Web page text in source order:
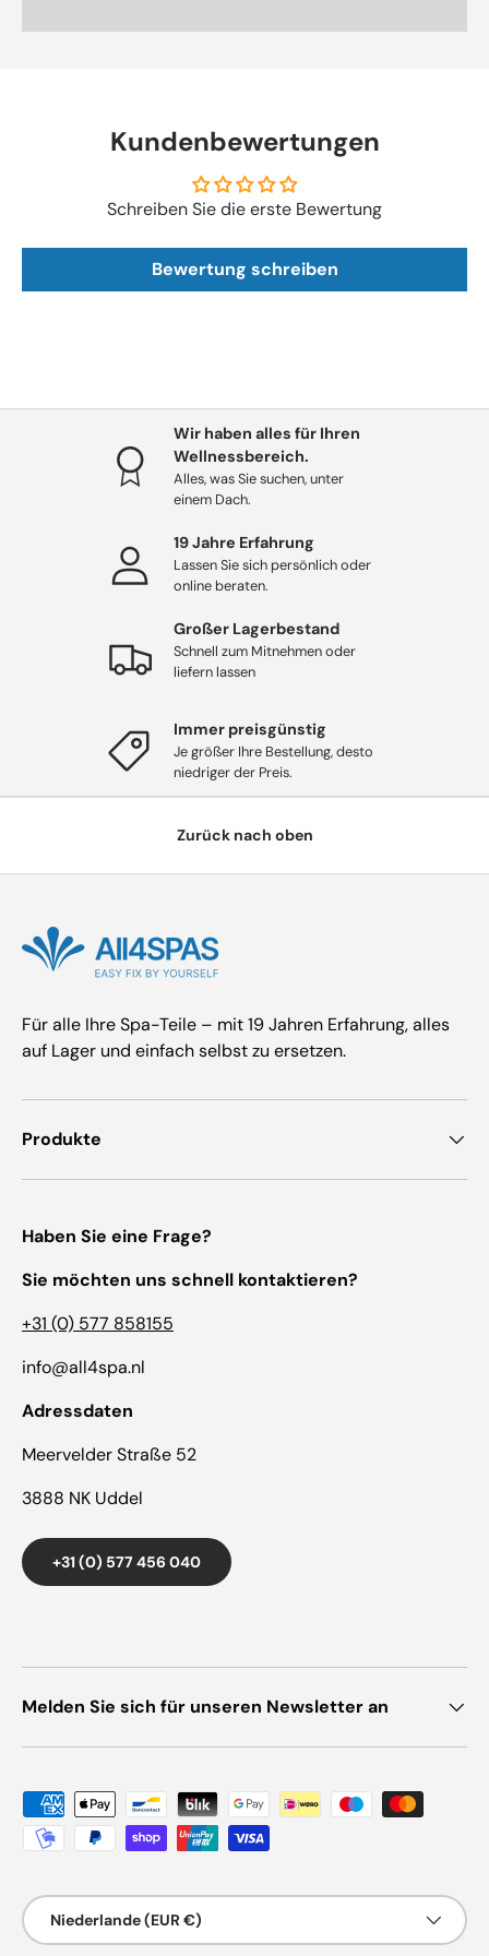
Anweisungen des Herstellers für eine korrekte
sicherzustellen, dass das Ablassventil korrekt
funktioniert und um Leckagen zu vermeiden.
Kundenbewertungen
Schreiben Sie die erste Bewertung
Bewertung schreiben
Wir haben alles für Ihren
Wellnessbereich.
Alles, was Sie suchen, unter
einem Dach.
19 Jahre Erfahrung
Lassen Sie sich persönlich oder
online beraten.
Großer Lagerbestand
Schnell zum Mitnehmen oder
liefern lassen
Immer preisgünstig
Je größer Ihre Bestellung, desto
niedriger der Preis.
Zurück nach oben
Für alle Ihre Spa-Teile – mit 19 Jahren Erfahrung, alles
auf Lager und einfach selbst zu ersetzen.
Produkte
Haben Sie eine Frage?
Sie möchten uns schnell kontaktieren?
+31 (0) 577 858155
info@all4spa.nl
Adressdaten
Meervelder Straße 52
3888 NK Uddel
+31 (0) 577 456 040
Melden Sie sich für unseren Newsletter an
Zahlungsmethoden
Land/Region
Niederlande (EUR €)